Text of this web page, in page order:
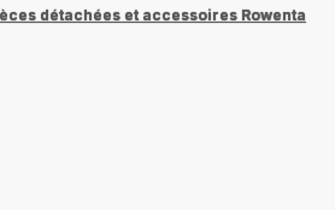
détachées et accessoires Rowenta